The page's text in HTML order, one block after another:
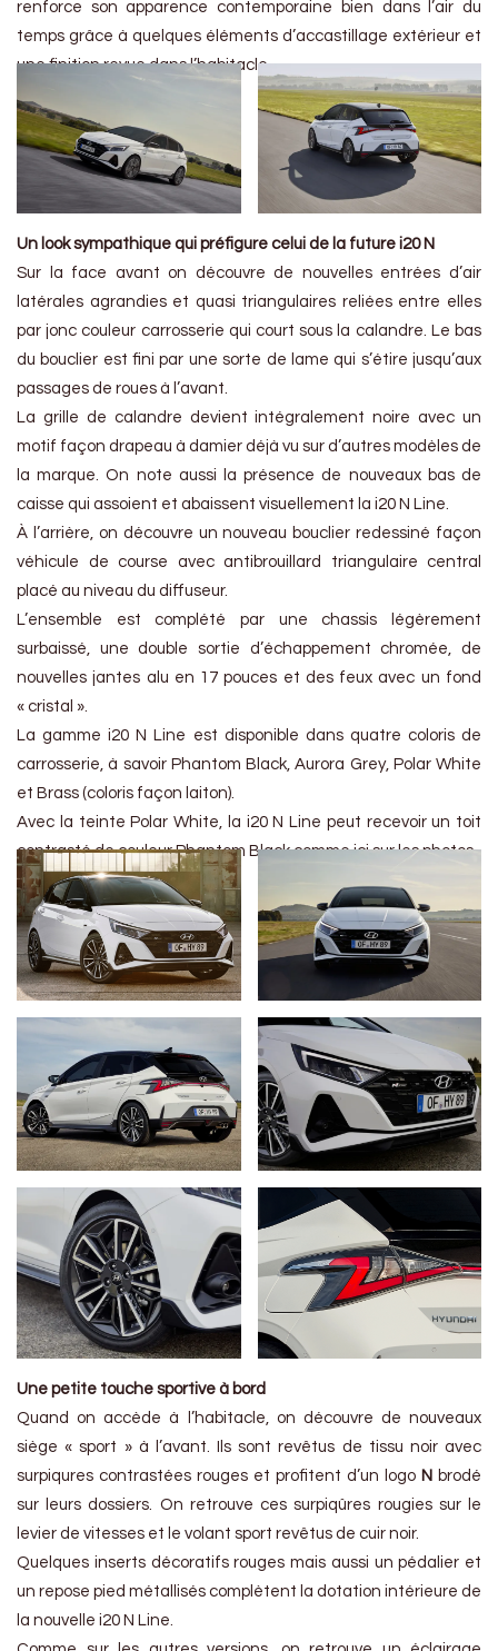
renforce son apparence contemporaine bien dans l’air du
temps grâce à quelques éléments d’accastillage extérieur et
une finition revue dans l’habitacle.
Un look sympathique qui préfigure celui de la future i20 N
Sur la face avant on découvre de nouvelles entrées d’air
latérales agrandies et quasi triangulaires reliées entre elles
par jonc couleur carrosserie qui court sous la calandre. Le bas
du bouclier est fini par une sorte de lame qui s’étire jusqu’aux
passages de roues à l’avant.
La grille de calandre devient intégralement noire avec un
motif façon drapeau à damier déjà vu sur d’autres modèles de
la marque. On note aussi la présence de nouveaux bas de
caisse qui assoient et abaissent visuellement la i20 N Line.
À l’arrière, on découvre un nouveau bouclier redessiné façon
véhicule de course avec antibrouillard triangulaire central
placé au niveau du diffuseur.
L’ensemble est complété par une chassis légèrement
surbaissé, une double sortie d’échappement chromée, de
nouvelles jantes alu en 17 pouces et des feux avec un fond
« cristal ».
La gamme i20 N Line est disponible dans quatre coloris de
carrosserie, à savoir Phantom Black, Aurora Grey, Polar White
et Brass (coloris façon laiton).
Avec la teinte Polar White, la i20 N Line peut recevoir un toit
contrasté de couleur Phantom Black comme ici sur les photos.
Une petite touche sportive à bord
Quand on accède à l’habitacle, on découvre de nouveaux
siège « sport » à l’avant. Ils sont revêtus de tissu noir avec
surpiqures contrastées rouges et profitent d’un logo N brodé
sur leurs dossiers. On retrouve ces surpiqûres rougies sur le
levier de vitesses et le volant sport revêtus de cuir noir.
Quelques inserts décoratifs rouges mais aussi un pédalier et
un repose pied métallisés complètent la dotation intérieure de
la nouvelle i20 N Line.